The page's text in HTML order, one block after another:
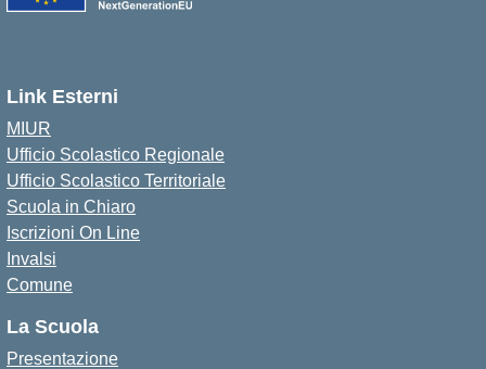
Link Esterni
MIUR
Ufficio Scolastico Regionale
Ufficio Scolastico Territoriale
Scuola in Chiaro
Iscrizioni On Line
Invalsi
Comune
La Scuola
Presentazione